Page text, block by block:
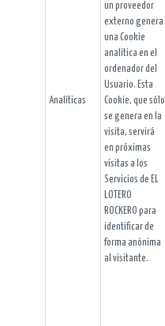
Analíticas
un proveedor
externo genera
una Cookie
analítica en el
ordenador del
Usuario. Esta
Cookie, que sólo
se genera en la
visita, servirá
en próximas
visitas a los
Servicios de EL
LOTERO
ROCKERO para
identificar de
forma anónima
al visitante.